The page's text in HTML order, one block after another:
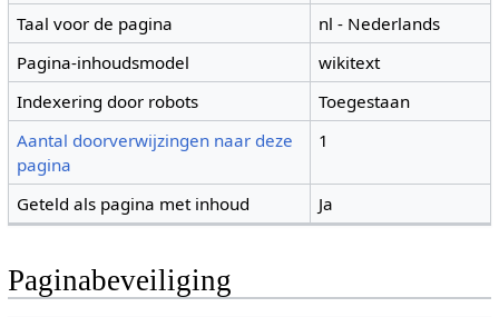
Taal voor de pagina
nl - Nederlands
Pagina-inhoudsmodel
wikitext
Indexering door robots
Toegestaan
Aantal doorverwijzingen naar deze
pagina
1
Geteld als pagina met inhoud Ja
Paginabeveiliging